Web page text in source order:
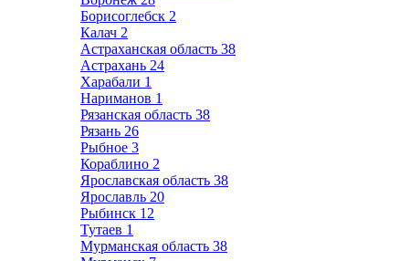
Борисоглебск 2
Калач 2
Астраханская область 38
Астрахань 24
Харабали 1
Нариманов 1
Рязанская область 38
Рязань 26
Рыбное 3
Кораблино 2
Ярославская область 38
Ярославль 20
Рыбинск 12
Тутаев 1
Мурманская область 38